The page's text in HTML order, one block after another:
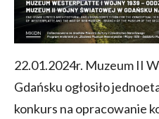
22.01.2024r. Muzeum II
Gdańsku ogłosiło
konkurs na opracowanie